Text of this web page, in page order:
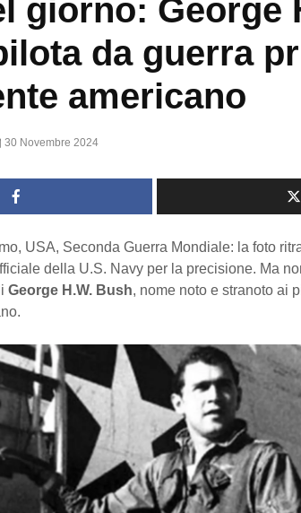
giorno: George
da guerra
americano
30 Novembre 2024
USA, Seconda Guerra Mondiale: la foto
della U.S. Navy per la precisione. Ma
George H.W. Bush, nome noto e stranoto ai